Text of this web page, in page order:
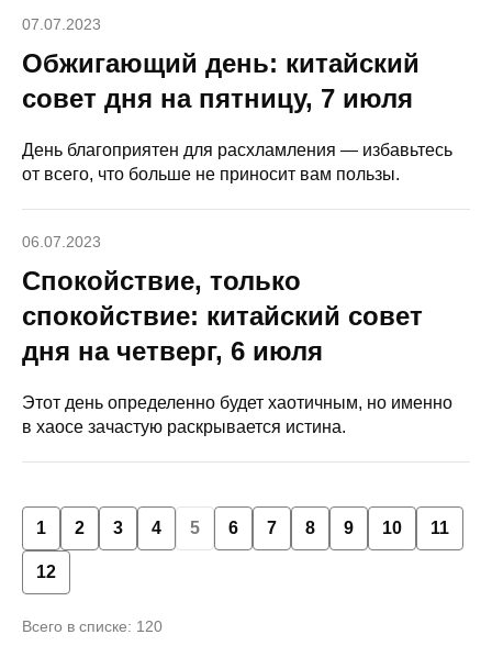
07.07.2023
Обжигающий день: китайский
совет дня на пятницу, 7 июля
День благоприятен для расхламления — избавьтесь
от всего, что больше не приносит вам пользы.
06.07.2023
Спокойствие, только
спокойствие: китайский совет
дня на четверг, 6 июля
Этот день определенно будет хаотичным, но именно
в хаосе зачастую раскрывается истина.
1 2 3 4 5 6 7 8 9 10 11
12
Всего в списке: 120